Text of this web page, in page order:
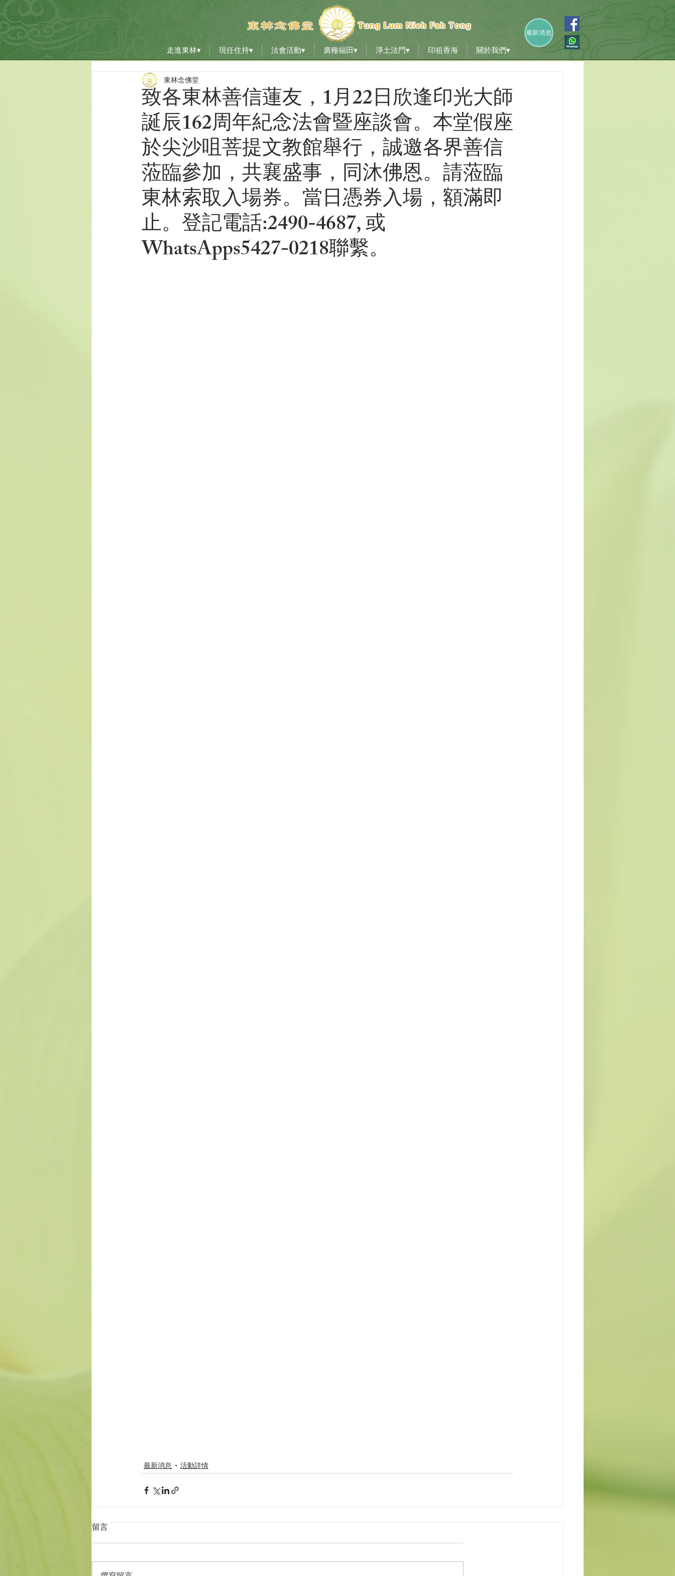
走進東林▾ 現任住持▾ 法會活動▾ 廣種福田▾ 淨土法門▾ 印祖香海 關於我們▾
走進東林▾ 現任住持▾ 法會活動▾ 廣種福田▾ 淨土法門▾ 印祖香海 關於我們▾
最新消息
致各東林善信蓮友，1月22日欣逢印光大師
誕辰162周年紀念法會暨座談會。本堂假座
於尖沙咀菩提文教館舉行，誠邀各界善信
蒞臨參加，共襄盛事，同沐佛恩。請蒞臨
東林索取入場券。當日憑券入場，額滿即
止。登記電話:2490-4687, 或
WhatsApps5427-0218聯繫。
東林念佛堂
最新消息 活動詳情
留言